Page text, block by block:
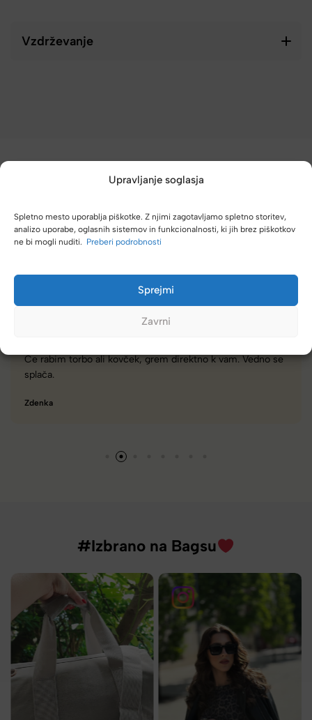
Upravljanje soglasja
Spletno mesto uporablja piškotke. Z njimi zagotavljamo spletno storitev,
analizo uporabe, oglasnih sistemov in funkcionalnosti, ki jih brez piškotkov
ne bi mogli nuditi. Preberi podrobnosti
Sprejmi
Zavrni
Vzdrževanje
(4,8/5)
Kupci nas hvalijo zaradi hitre dostave, poštenih cen in velike
Zelo dobra trgovina za torbe in kovčke, z veliko izbire,
#Izbrano na Bagsu